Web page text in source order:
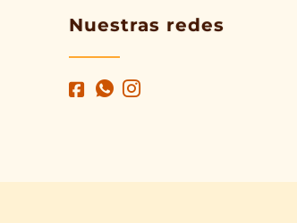
Nuestras redes